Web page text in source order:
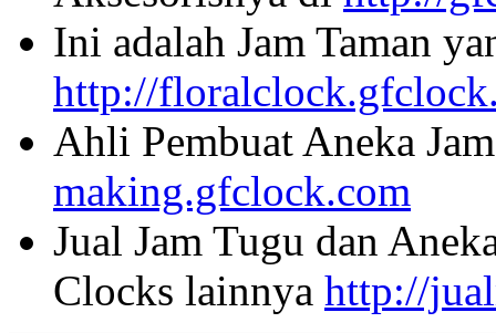
Ini adalah Jam Taman
http://
Ahli Pembuat Aneka
making.gfclock.com
Jual Jam Tugu dan
Clocks lainnya http://